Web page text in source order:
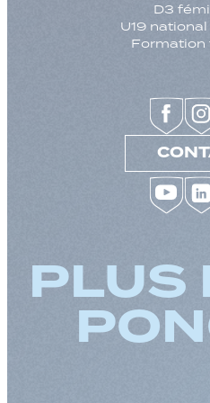
D3
U19
Formation
PLUS